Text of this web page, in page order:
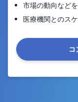
市場の動向など
医療機関とのス
コ